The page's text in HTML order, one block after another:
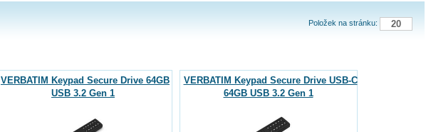
Položek na stránku:
VERBATIM Keypad Secure Drive 64GB
USB 3.2 Gen 1
VERBATIM Keypad Secure Drive USB-C
64GB USB 3.2 Gen 1